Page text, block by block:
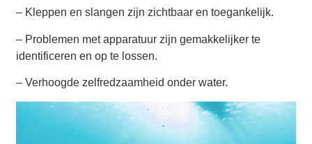
– Kleppen en slangen zijn zichtbaar en toegankelijk.
– Problemen met apparatuur zijn gemakkelijker te
identificeren en op te lossen.
– Verhoogde zelfredzaamheid onder water.